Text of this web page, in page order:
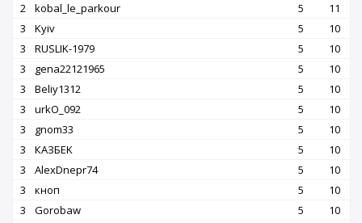
2
kobal_le_parkour 5
11
3
Kyiv 5
10
3
RUSLIK-1979 5
10
3
gena22121965 5
10
3
Beliy1312 5
10
3
urkO_092 5
10
3
gnom33 5
10
3
КАЗБEK 5
10
3
AlexDnepr74 5
10
3
кноп 5
10
3
Gorobaw 5
10